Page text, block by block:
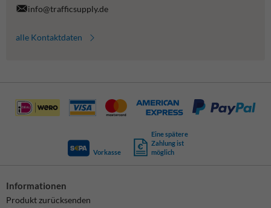
info@trafficsupply.de
alle Kontaktdaten
Vorkasse
Eine spätere
Zahlung ist
möglich
Informationen
Produkt zurücksenden